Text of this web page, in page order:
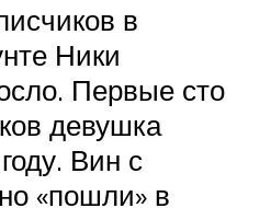
в
Ники
Первые сто
девушка
Вин с
«пошли» в